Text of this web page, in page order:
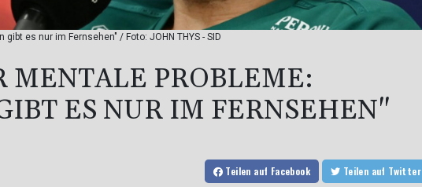
es nur im Fernsehen" / Foto: JOHN THYS - SID
MENTALE PROBLEME:
ES NUR IM FERNSEHEN"
Teilen auf Facebook Teilen auf Twitter